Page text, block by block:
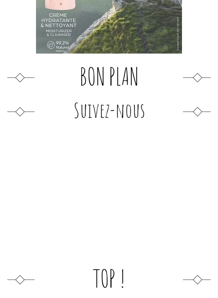
BON PLAN
Suivez-nous
TOP !